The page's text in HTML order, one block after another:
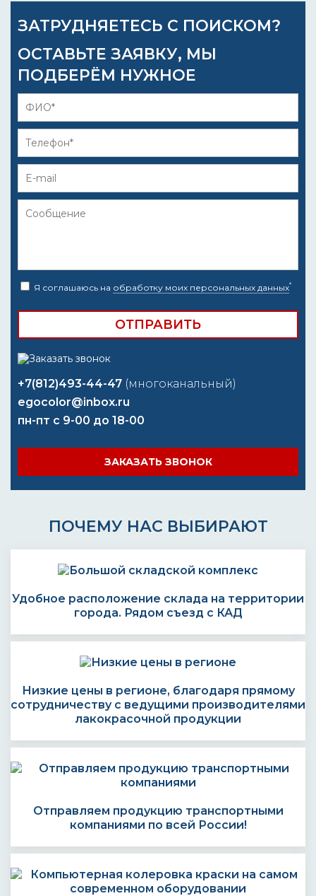
ЗАТРУДНЯЕТЕСЬ С ПОИСКОМ?
ОСТАВЬТЕ ЗАЯВКУ, МЫ
ПОДБЕРЁМ НУЖНОЕ
Я соглашаюсь на обработку моих персональных данных*
+7(812)493-44-47 (многоканальный)
egocolor@inbox.ru
пн-пт с 9-00 до 18-00
ЗАКАЗАТЬ ЗВОНОК
ПОЧЕМУ НАС ВЫБИРАЮТ
Удобное расположение склада на территории
города. Рядом съезд с КАД
Низкие цены в регионе, благодаря прямому
сотрудничеству с ведущими производителями
лакокрасочной продукции
Отправляем продукцию транспортными
компаниями по всей России!